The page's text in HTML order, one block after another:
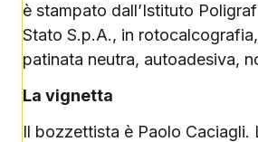
è stampato dall’Istituto
Stato S.p.A., in
patinata neutra, autoadesiva,
La vignetta
Il bozzettista è Paolo Caciagli.